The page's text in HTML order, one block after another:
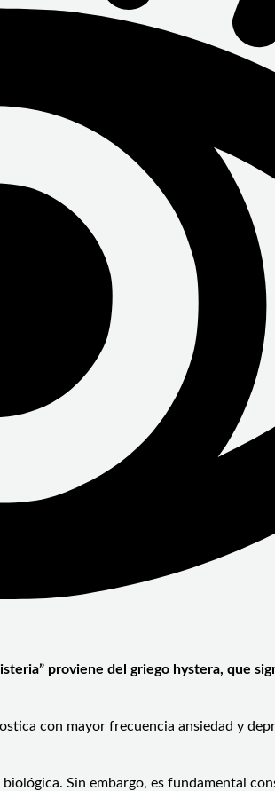
proviene del griego hystera, que
con mayor frecuencia ansiedad y
Sin embargo, es fundamental